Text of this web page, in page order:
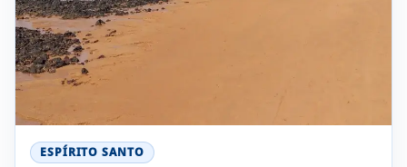
ESPÍRITO SANTO